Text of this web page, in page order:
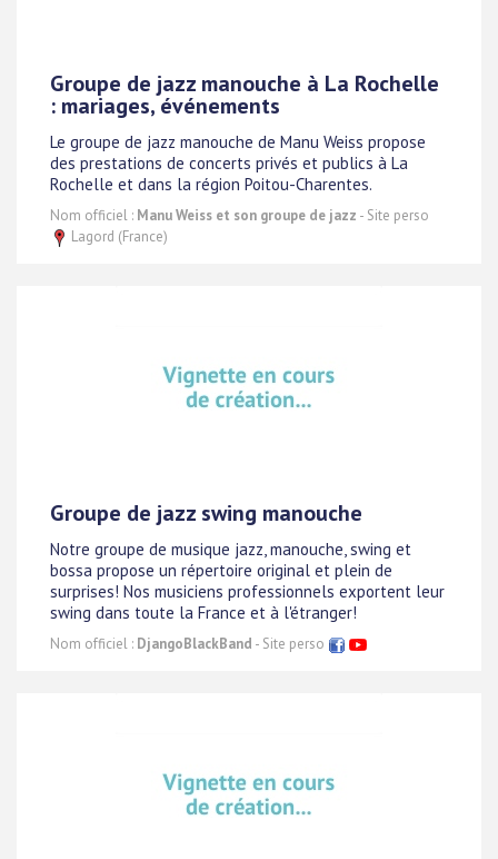
Groupe de jazz manouche à La Rochelle
: mariages, événements
Le groupe de jazz manouche de Manu Weiss propose
des prestations de concerts privés et publics à La
Rochelle et dans la région Poitou-Charentes.
Nom officiel : Manu Weiss et son groupe de jazz - Site perso
Lagord (France)
Groupe de jazz swing manouche
Notre groupe de musique jazz, manouche, swing et
bossa propose un répertoire original et plein de
surprises! Nos musiciens professionnels exportent leur
swing dans toute la France et à l'étranger!
Nom officiel : DjangoBlackBand - Site perso